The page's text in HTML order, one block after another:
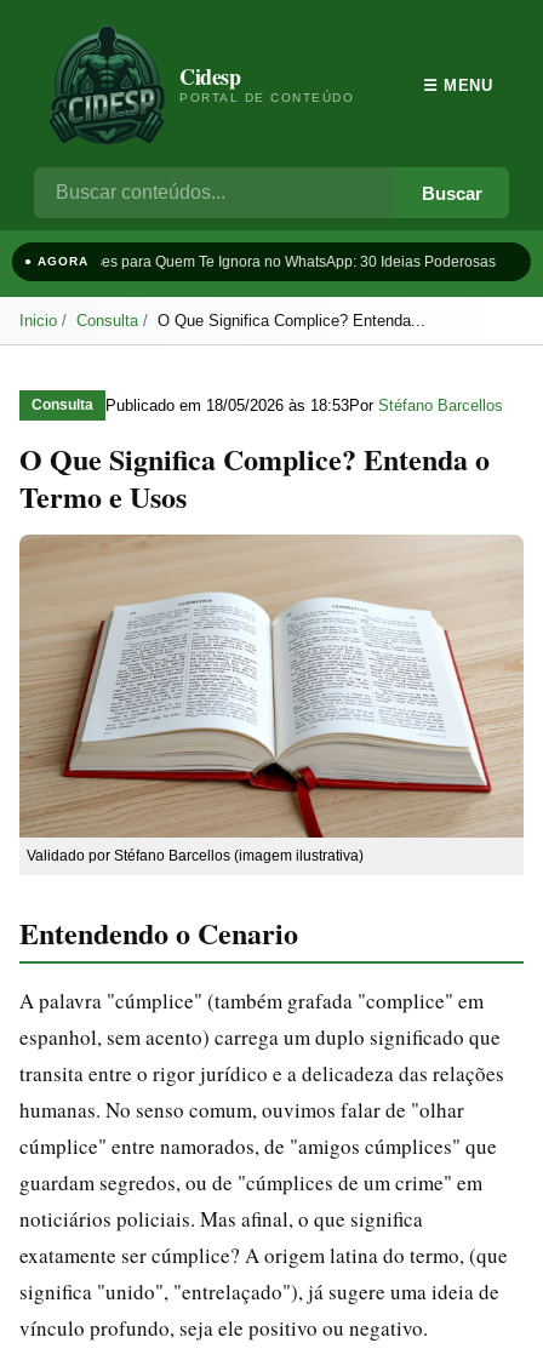
Cidesp
PORTAL DE CONTEÚDO
Buscar
☰ MENU
● AGORAFrases para Quem Te Ignora no WhatsApp: 30 Ideias Poderosas
Inicio Consulta O Que Significa Complice? Entenda...
Consulta Publicado em 18/05/2026 às 18:53Por Stéfano Barcellos
O Que Significa Complice? Entenda o
Termo e Usos
Validado por Stéfano Barcellos (imagem ilustrativa)
Entendendo o Cenario
A palavra "cúmplice" (também grafada "complice" em
espanhol, sem acento) carrega um duplo significado que
transita entre o rigor jurídico e a delicadeza das relações
humanas. No senso comum, ouvimos falar de "olhar
cúmplice" entre namorados, de "amigos cúmplices" que
guardam segredos, ou de "cúmplices de um crime" em
noticiários policiais. Mas afinal, o que significa
exatamente ser cúmplice? A origem latina do termo, (que
significa "unido", "entrelaçado"), já sugere uma ideia de
vínculo profundo, seja ele positivo ou negativo.